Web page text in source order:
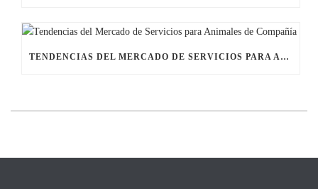
TENDENCIAS DEL MERCADO DE SERVICIOS PARA ANIMALES DE COMPAÑÍA